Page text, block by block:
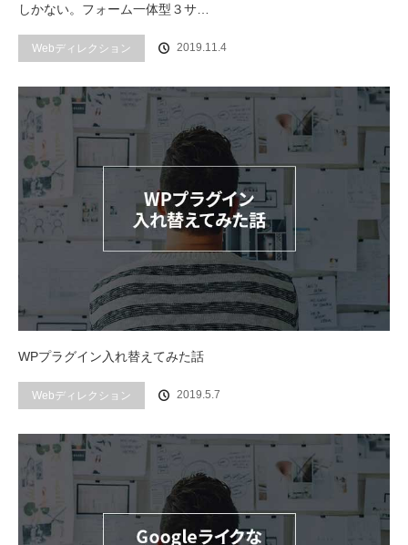
しかない。フォーム一体型３サ…
Webディレクション 2019.11.4
WPプラグイン入れ替えてみた話
Webディレクション 2019.5.7